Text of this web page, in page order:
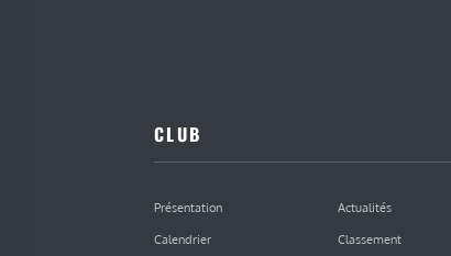
CLUB
Présentation
Actualités
Calendrier
Classement